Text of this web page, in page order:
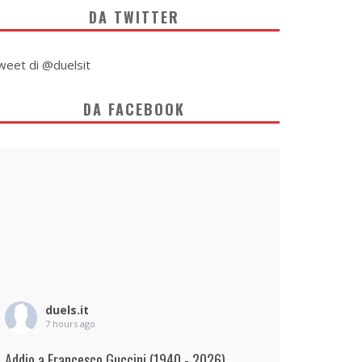
DA TWITTER
di @duelsit
DA FACEBOOK
duels.it
7 hours ago